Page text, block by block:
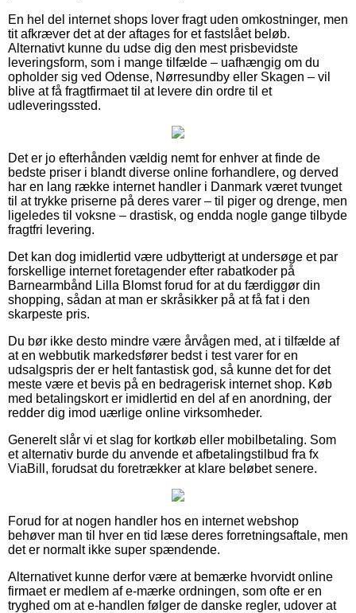
En hel del internet shops lover fragt uden omkostninger, men
tit afkræver det at der aftages for et fastslået beløb.
Alternativt kunne du udse dig den mest prisbevidste
leveringsform, som i mange tilfælde – uafhængig om du
opholder sig ved Odense, Nørresundby eller Skagen – vil
blive at få fragtfirmaet til at levere din ordre til et
udleveringssted.
Det er jo efterhånden vældig nemt for enhver at finde de
bedste priser i blandt diverse online forhandlere, og derved
har en lang række internet handler i Danmark været tvunget
til at trykke priserne på deres varer – til piger og drenge, men
ligeledes til voksne – drastisk, og endda nogle gange tilbyde
fragtfri levering.
Det kan dog imidlertid være udbytterigt at undersøge et par
forskellige internet foretagender efter rabatkoder på
Barnearmbånd Lilla Blomst forud for at du færdiggør din
shopping, sådan at man er skråsikker på at få fat i den
skarpeste pris.
Du bør ikke desto mindre være årvågen med, at i tilfælde af
at en webbutik markedsfører bedst i test varer for en
udsalgspris der er helt fantastisk god, så kunne det for det
meste være et bevis på en bedragerisk internet shop. Køb
med betalingskort er imidlertid en del af en anordning, der
redder dig imod uærlige online virksomheder.
Generelt slår vi et slag for kortkøb eller mobilbetaling. Som
et alternativ burde du anvende et afbetalingstilbud fra fx
ViaBill, forudsat du foretrækker at klare beløbet senere.
Forud for at nogen handler hos en internet webshop
behøver man til hver en tid læse deres forretningsaftale, men
det er normalt ikke super spændende.
Alternativet kunne derfor være at bemærke hvorvidt online
firmaet er medlem af e-mærke ordningen, som ofte er en
tryghed om at e-handlen følger de danske regler, udover at